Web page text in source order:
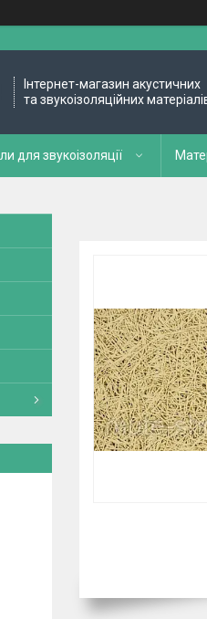
Інтернет-магазин акустичних
та звукоізоляційних
для звукоізоляції